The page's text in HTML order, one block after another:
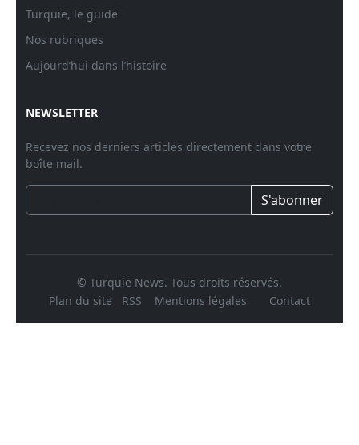
Turquie, le guide
Nos rubriques
Aujourd’hui dans l’histoire
NEWSLETTER
Recevez nos derniers articles directement dans votre
boîte mail.
S'abonner
© Turquie News. Tous droits réservés.
Plan du site
RSS Mentions légales Contact